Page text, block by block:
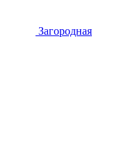
Загородная